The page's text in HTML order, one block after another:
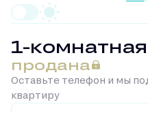
1-
продана
Оставьте телефон и мы
квартиру